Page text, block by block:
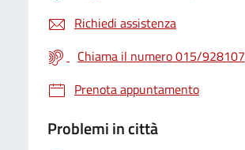
Richiedi assistenza
Chiama il numero 015/928107
Prenota appuntamento
Problemi in città